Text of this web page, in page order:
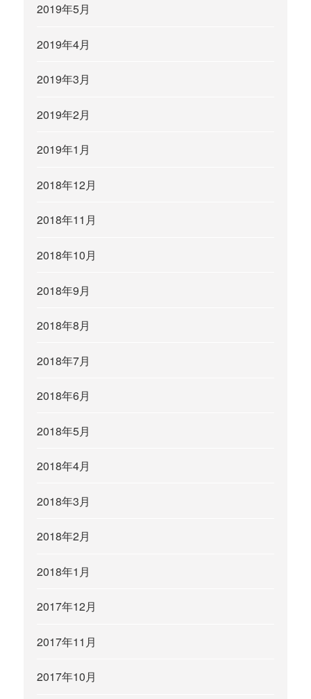
2019年5月
2019年4月
2019年3月
2019年2月
2019年1月
2018年12月
2018年11月
2018年10月
2018年9月
2018年8月
2018年7月
2018年6月
2018年5月
2018年4月
2018年3月
2018年2月
2018年1月
2017年12月
2017年11月
2017年10月